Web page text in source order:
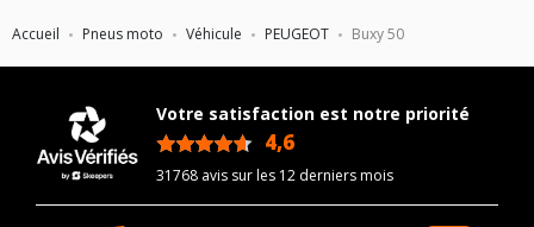
Accueil Pneus moto Véhicule PEUGEOT Buxy 50
Votre satisfaction est notre priorité
4,6
31768 avis sur les 12 derniers mois